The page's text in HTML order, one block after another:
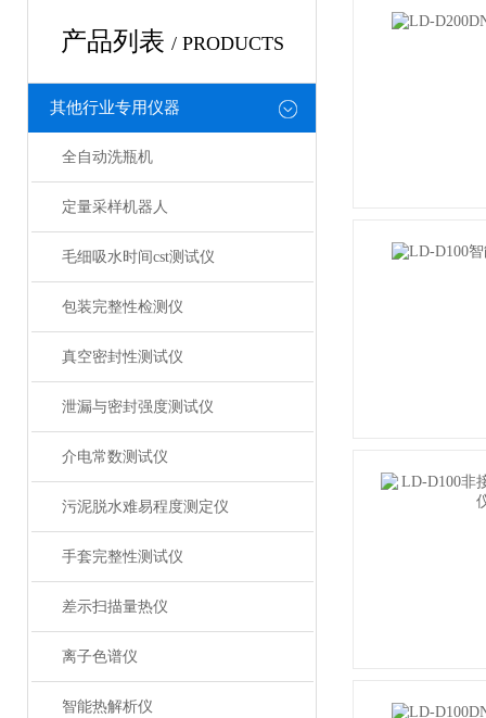
产品列表 / PRODUCTS
其他行业专用仪器
全自动洗瓶机
定量采样机器人
毛细吸水时间cst测试仪
包装完整性检测仪
真空密封性测试仪
泄漏与密封强度测试仪
介电常数测试仪
污泥脱水难易程度测定仪
手套完整性测试仪
差示扫描量热仪
离子色谱仪
智能热解析仪